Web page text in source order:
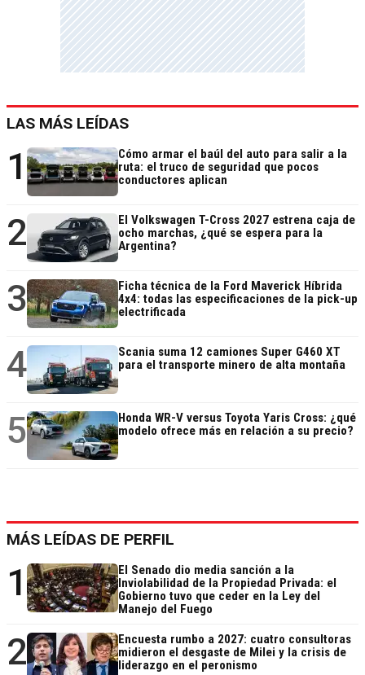
LAS MÁS LEÍDAS
1
Cómo armar el baúl del auto para salir a la
ruta: el truco de seguridad que pocos
conductores aplican
2
El Volkswagen T-Cross 2027 estrena caja de
ocho marchas, ¿qué se espera para la
Argentina?
3
Ficha técnica de la Ford Maverick Híbrida
4x4: todas las especificaciones de la pick-up
electrificada
4
Scania suma 12 camiones Super G460 XT
para el transporte minero de alta montaña
5
Honda WR-V versus Toyota Yaris Cross: ¿qué
modelo ofrece más en relación a su precio?
MÁS LEÍDAS DE PERFIL
1
El Senado dio media sanción a la
Inviolabilidad de la Propiedad Privada: el
Gobierno tuvo que ceder en la Ley del
Manejo del Fuego
2
Encuesta rumbo a 2027: cuatro consultoras
midieron el desgaste de Milei y la crisis de
liderazgo en el peronismo